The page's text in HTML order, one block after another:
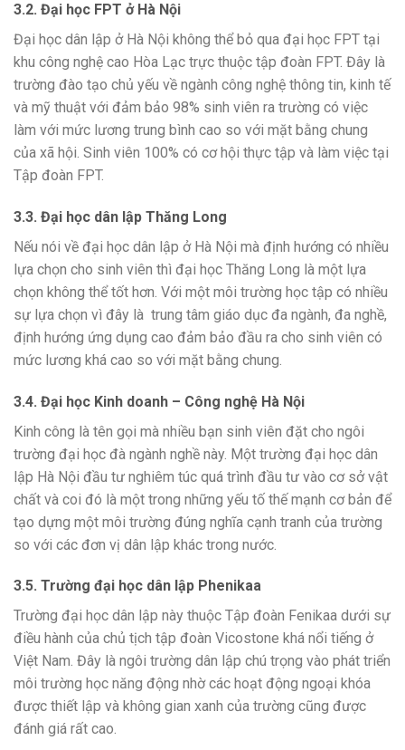
3.2. Đại học FPT ở Hà Nội
Đại học dân lập ở Hà Nội không thể bỏ qua đại học FPT tại
khu công nghệ cao Hòa Lạc trực thuộc tập đoàn FPT. Đây là
trường đào tạo chủ yếu về ngành công nghệ thông tin, kinh tế
và mỹ thuật với đảm bảo 98% sinh viên ra trường có việc
làm với mức lương trung bình cao so với mặt bằng chung
của xã hội. Sinh viên 100% có cơ hội thực tập và làm việc tại
Tập đoàn FPT.
3.3. Đại học dân lập Thăng Long
Nếu nói về đại học dân lập ở Hà Nội mà định hướng có nhiều
lựa chọn cho sinh viên thì đại học Thăng Long là một lựa
chọn không thể tốt hơn. Với một môi trường học tập có nhiều
sự lựa chọn vì đây là trung tâm giáo dục đa ngành, đa nghề,
định hướng ứng dụng cao đảm bảo đầu ra cho sinh viên có
mức lương khá cao so với mặt bằng chung.
3.4. Đại học Kinh doanh – Công nghệ Hà Nội
Kinh công là tên gọi mà nhiều bạn sinh viên đặt cho ngôi
trường đại học đà ngành nghề này. Một trường đại học dân
lập Hà Nội đầu tư nghiêm túc quá trình đầu tư vào cơ sở vật
chất và coi đó là một trong những yếu tố thế mạnh cơ bản để
tạo dựng một môi trường đúng nghĩa cạnh tranh của trường
so với các đơn vị dân lập khác trong nước.
3.5. Trường đại học dân lập Phenikaa
Trường đại học dân lập này thuộc Tập đoàn Fenikaa dưới sự
điều hành của chủ tịch tập đoàn Vicostone khá nổi tiếng ở
Việt Nam. Đây là ngôi trường dân lập chú trọng vào phát triển
môi trường học năng động nhờ các hoạt động ngoại khóa
được thiết lập và không gian xanh của trường cũng được
đánh giá rất cao.